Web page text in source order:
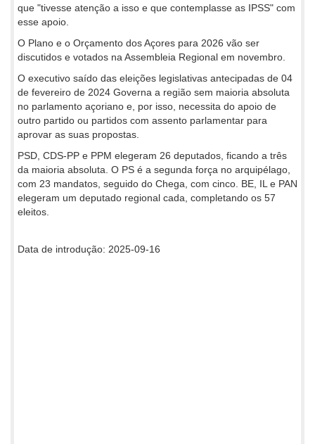
que "tivesse atenção a isso e que contemplasse as IPSS" com
esse apoio.
O Plano e o Orçamento dos Açores para 2026 vão ser
discutidos e votados na Assembleia Regional em novembro.
O executivo saído das eleições legislativas antecipadas de 04
de fevereiro de 2024 Governa a região sem maioria absoluta
no parlamento açoriano e, por isso, necessita do apoio de
outro partido ou partidos com assento parlamentar para
aprovar as suas propostas.
PSD, CDS-PP e PPM elegeram 26 deputados, ficando a três
da maioria absoluta. O PS é a segunda força no arquipélago,
com 23 mandatos, seguido do Chega, com cinco. BE, IL e PAN
elegeram um deputado regional cada, completando os 57
eleitos.
Data de introdução: 2025-09-16